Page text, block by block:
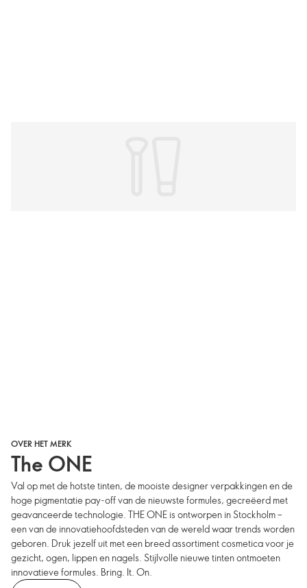
OVER HET MERK
The ONE
Val op met de hotste tinten, de mooiste designer verpakkingen en de
hoge pigmentatie pay-off van de nieuwste formules, gecreëerd met
geavanceerde technologie. THE ONE is ontworpen in Stockholm –
een van de innovatiehoofdsteden van de wereld waar trends worden
geboren. Druk jezelf uit met een breed assortiment cosmetica voor je
gezicht, ogen, lippen en nagels. Stijlvolle nieuwe tinten ontmoeten
innovatieve formules. Bring. It. On.